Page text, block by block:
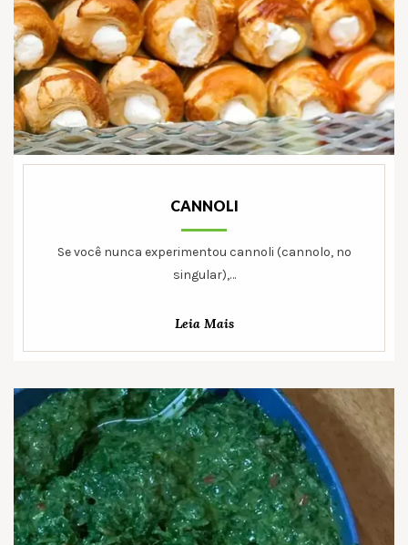
CANNOLI
Se você nunca experimentou cannoli (cannolo, no
singular),…
Leia Mais